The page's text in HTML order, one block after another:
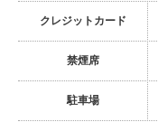
クレジットカード
禁煙席
駐車場